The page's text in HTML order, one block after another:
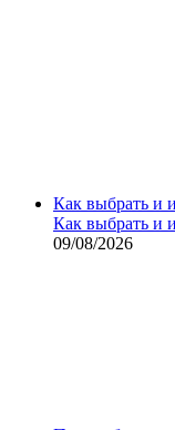
Как выбрать и
Как выбрать и
09/08/2026